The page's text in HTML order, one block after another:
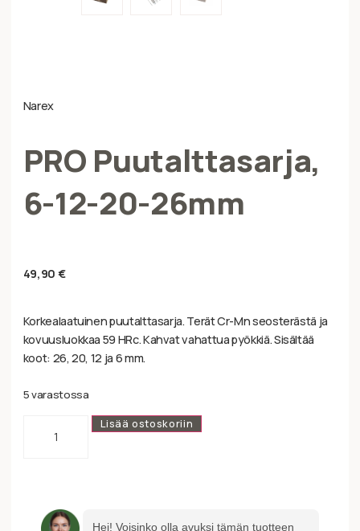
Narex
PRO Puutalttasarja,
6-12-20-26mm
49,90 €
Korkealaatuinen puutalttasarja. Terät Cr-Mn seosterästä ja
kovuusluokkaa 59 HRc. Kahvat vahattua pyökkiä. Sisältää
koot: 26, 20, 12 ja 6 mm.
5 varastossa
Lisää ostoskoriin